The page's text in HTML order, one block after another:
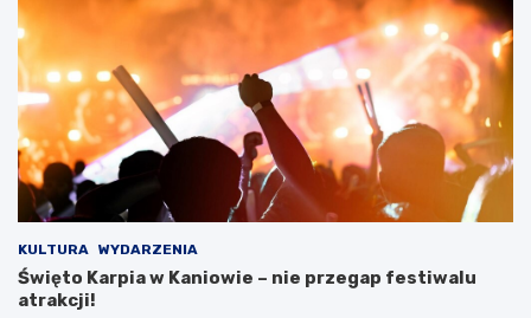
KULTURA WYDARZENIA
Święto Karpia w Kaniowie – nie przegap festiwalu
atrakcji!